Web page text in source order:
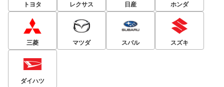
トヨタ レクサス 日産 ホンダ
三菱 マツダ スバル スズキ
ダイハツ